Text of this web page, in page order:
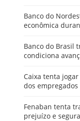
Banco do
econômica
Banco do Brasil
condiciona
Caixa tenta
dos
Fenaban tenta
prejuízo e